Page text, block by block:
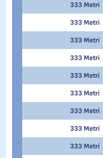
333 Metri
333 Metri
333 Metri
333 Metri
333 Metri
333 Metri
333 Metri
333 Metri
333 Metri